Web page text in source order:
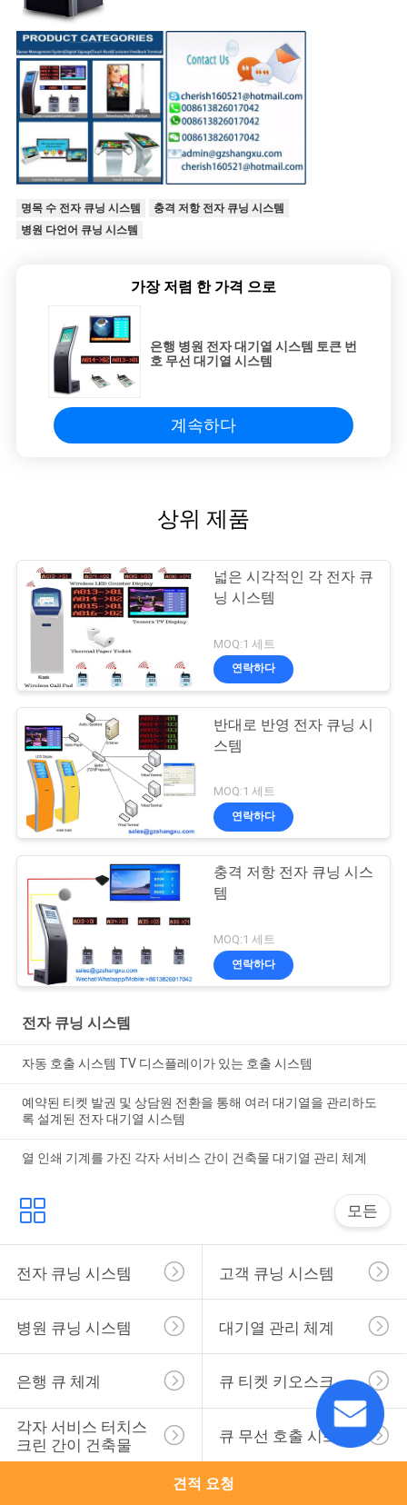
명목 수 전자 큐닝 시스템
충격 저항 전자 큐닝 시스템
병원 다언어 큐닝 시스템
가장 저렴 한 가격 으로
은행 병원 전자 대기열 시스템 토큰 번
호 무선 대기열 시스템
계속하다
상위 제품
넓은 시각적인 각 전자 큐
닝 시스템
MOQ:1 세트
연락하다
반대로 반영 전자 큐닝 시
스템
MOQ:1 세트
연락하다
충격 저항 전자 큐닝 시스
템
MOQ:1 세트
연락하다
전자 큐닝 시스템
자동 호출 시스템 TV 디스플레이가 있는 호출 시스템
예약된 티켓 발권 및 상담원 전환을 통해 여러 대기열을 관리하도
록 설계된 전자 대기열 시스템
열 인쇄 기계를 가진 각자 서비스 간이 건축물 대기열 관리 체계
모든
전자 큐닝 시스템 고객 큐닝 시스템
병원 큐닝 시스템 대기열 관리 체계
은행 큐 체계 큐 티켓 키오스크
각자 서비스 터치스
크린 간이 건축물
큐 무선 호출 시스템
견적 요청